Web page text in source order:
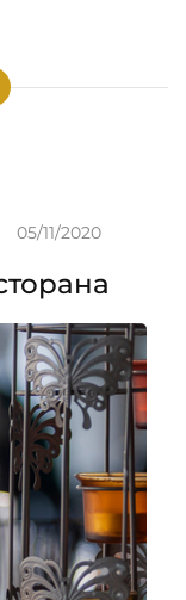
05/11/2020